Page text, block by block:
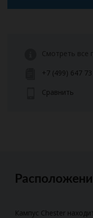
Смотреть все
+7 (499) 647
Сравнить
Кампус Chester